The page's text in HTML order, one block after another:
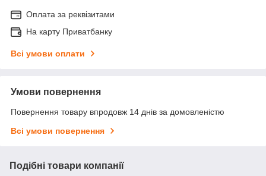
Оплата за реквізитами
На карту Приватбанку
Всі умови оплати
Умови повернення
Повернення товару впродовж 14 днів за домовленістю
Всі умови повернення
Подібні товари компанії